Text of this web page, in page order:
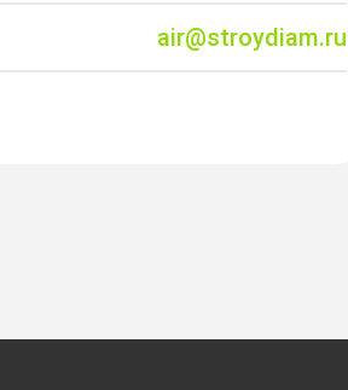
air@stroydiam.ru